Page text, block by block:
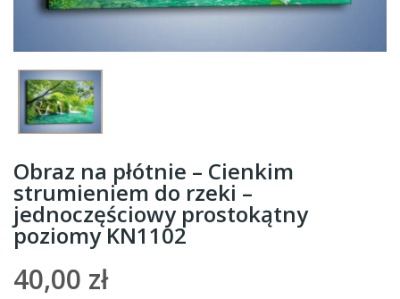
Obraz na płótnie – Cienkim
strumieniem do rzeki –
jednoczęściowy prostokątny
poziomy KN1102
40,00 zł